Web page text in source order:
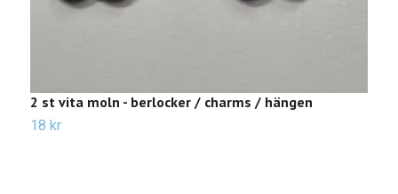
2 st vita moln - berlocker / charms / hängen
18 kr